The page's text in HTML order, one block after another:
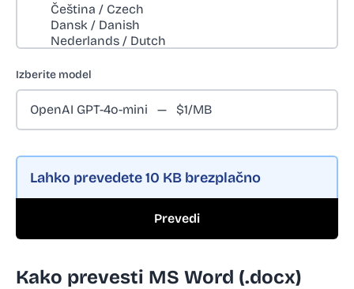
Izberite model
Lahko prevedete10 KB brezplačno
Prevedi
Kako prevesti MS Word (.docx)